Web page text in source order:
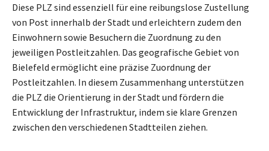
Diese PLZ sind essenziell für eine reibungslose Zustellung
von Post innerhalb der Stadt und erleichtern zudem den
Einwohnern sowie Besuchern die Zuordnung zu den
jeweiligen Postleitzahlen. Das geografische Gebiet von
Bielefeld ermöglicht eine präzise Zuordnung der
Postleitzahlen. In diesem Zusammenhang unterstützen
die PLZ die Orientierung in der Stadt und fördern die
Entwicklung der Infrastruktur, indem sie klare Grenzen
zwischen den verschiedenen Stadtteilen ziehen.